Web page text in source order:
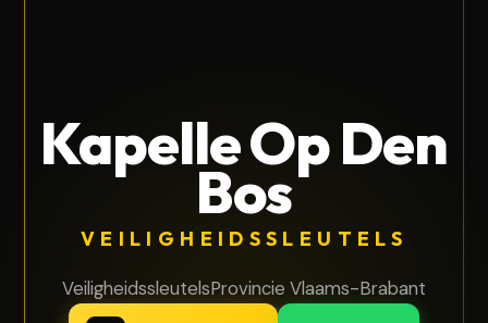
Kapelle Op Den
Bos
VEILIGHEIDSSLEUTELS
VeiligheidssleutelsProvincie Vlaams-Brabant